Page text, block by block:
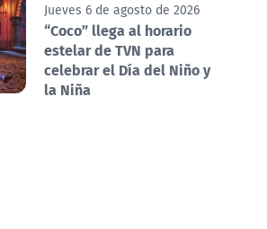
Jueves 6 de agosto de 2026
“Coco” llega al horario
estelar de TVN para
celebrar el Día del Niño y
la Niña